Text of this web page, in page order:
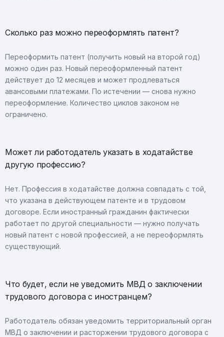
Сколько раз можно переоформлять патент?
Переоформить патент (получить новый на второй год)
можно один раз. Новый переоформленный патент
действует до 12 месяцев и может продлеваться
авансовыми платежами. По истечении — снова нужно
переоформление. Количество циклов законом не
ограничено.
Может ли работодатель указать в ходатайстве
другую профессию?
Нет. Профессия в ходатайстве должна совпадать с той,
что указана в действующем патенте и в трудовом
договоре. Если иностранный гражданин фактически
работает по другой специальности — нужно получать
новый патент с новой профессией, а не переоформлять
существующий.
Что будет, если не уведомить МВД о заключении
трудового договора с иностранцем?
Работодатель обязан уведомить территориальный орган
МВД о заключении и расторжении трудового договора с